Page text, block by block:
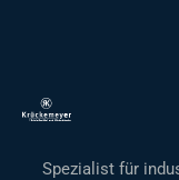
Spezialist für